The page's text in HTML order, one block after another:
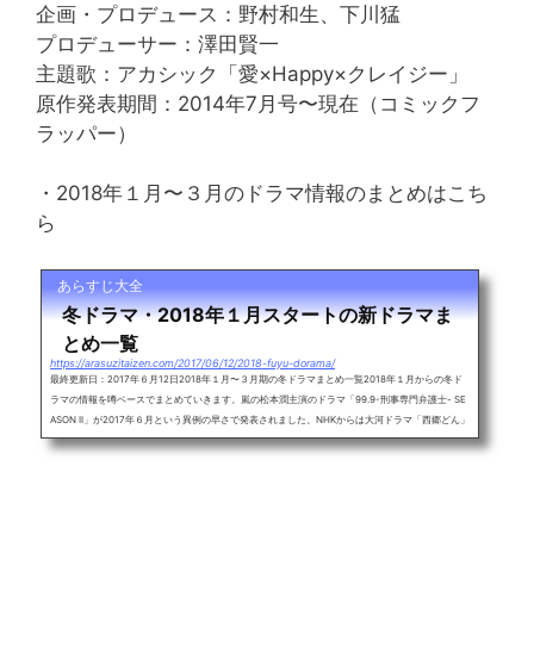
企画・プロデュース：野村和生、下川猛
プロデューサー：澤田賢一
主題歌：アカシック「愛×Happy×クレイジー」
原作発表期間：2014年7月号〜現在（コミックフ
ラッパー）
・2018年１月〜３月のドラマ情報のまとめはこち
ら
あらすじ大全
冬ドラマ・2018年１月スタートの新ドラマま
とめ一覧
https://arasuzitaizen.com/2017/06/12/2018-fuyu-dorama/
最終更新日：2017年６月12日2018年１月〜３月期の冬ドラマまとめ一覧2018年１月からの冬ド
ラマの情報を噂ベースでまとめていきます。嵐の松本潤主演のドラマ「99.9-刑事専門弁護士- SE
ASON II」が2017年６月という異例の早さで発表されました。NHKからは大河ドラマ「西郷どん」
や朝の連続テレビ小説「わろてんか」などが放送されます。2017年の同クールでは元SMAPの木